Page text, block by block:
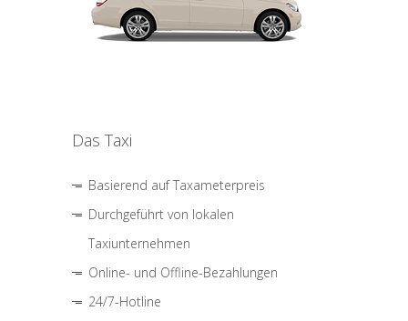
Das Taxi
Basierend auf Taxameterpreis
Durchgeführt von lokalen
Taxiunternehmen
Online- und Offline-Bezahlungen
24/7-Hotline